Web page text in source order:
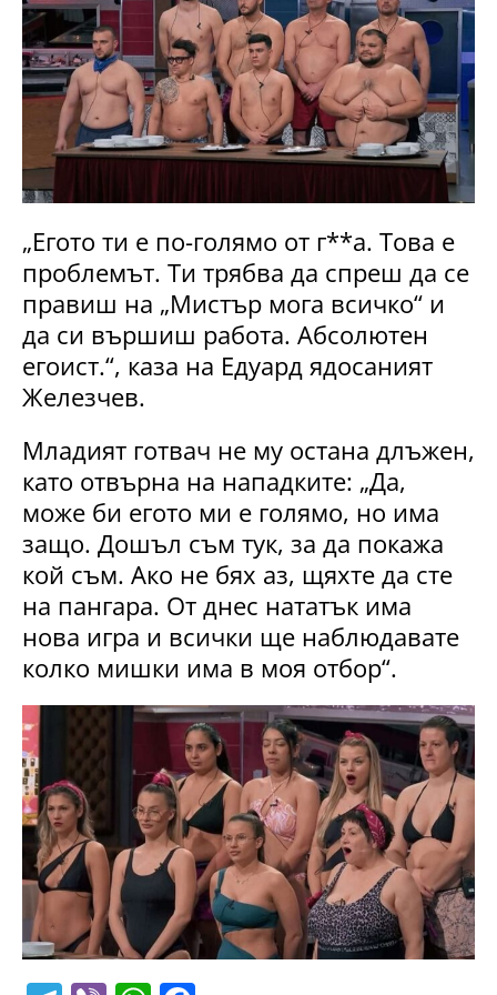
„Егото ти е по-голямо от г**а. Това е
проблемът. Ти трябва да спреш да се
правиш на „Мистър мога всичко“ и
да си вършиш работа. Абсолютен
егоист.“, каза на Едуард ядосаният
Железчев.
Младият готвач не му остана длъжен,
като отвърна на нападките: „Да,
може би егото ми е голямо, но има
защо. Дошъл съм тук, за да покажа
кой съм. Ако не бях аз, щяхте да сте
на пангара. От днес нататък има
нова игра и всички ще наблюдавате
колко мишки има в моя отбор“.